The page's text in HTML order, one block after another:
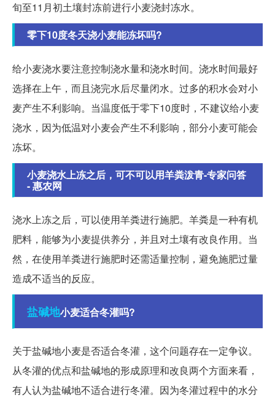
旬至11月初土壤封冻前进行小麦浇封冻水。
零下10度冬天浇小麦能冻坏吗?
给小麦浇水要注意控制浇水量和浇水时间。浇水时间最好
选择在上午，而且浇完水后尽量闭水。过多的积水会对小
麦产生不利影响。当温度低于零下10度时，不建议给小麦
浇水，因为低温对小麦会产生不利影响，部分小麦可能会
冻坏。
小麦浇水上冻之后，可不可以用羊粪泼青-专家问答
- 惠农网
浇水上冻之后，可以使用羊粪进行施肥。羊粪是一种有机
肥料，能够为小麦提供养分，并且对土壤有改良作用。当
然，在使用羊粪进行施肥时还需适量控制，避免施肥过量
造成不适当的反应。
盐碱地小麦适合冬灌吗?
关于盐碱地小麦是否适合冬灌，这个问题存在一定争议。
从冬灌的优点和盐碱地的形成原理和改良两个方面来看，
有人认为盐碱地不适合进行冬灌。因为冬灌过程中的水分